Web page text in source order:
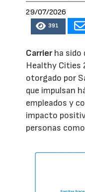
29/07/2026
391
Carrierha sido
Healthy Cities
otorgado por
que impulsan
empleados y
impacto
personas